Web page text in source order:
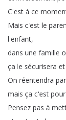
C'est à ce
Mais c'est le
l'enfant,
dans une famille
ça le sécurisera et
On réentendra
mais ça c'est pour
Pensez pas à